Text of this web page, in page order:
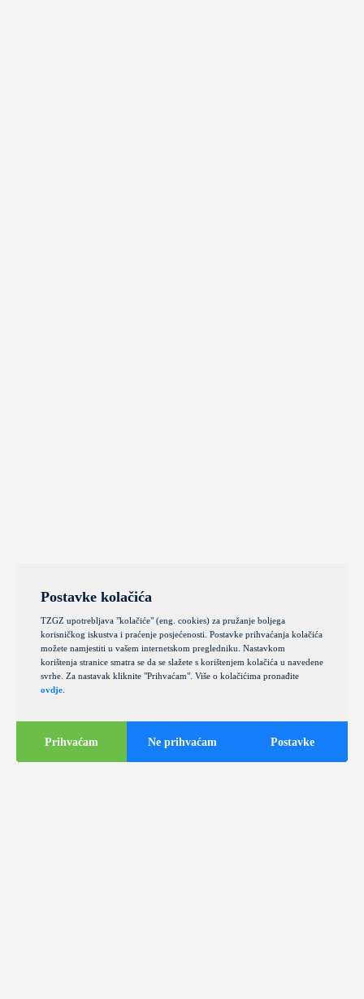
Postavke kolačića
TZGZ upotrebljava "kolačiće" (eng. cookies) za pružanje boljega
korisničkog iskustva i praćenje posjećenosti. Postavke prihvaćanja kolačića
možete namjestiti u vašem internetskom pregledniku. Nastavkom
korištenja stranice smatra se da se slažete s korištenjem kolačića u navedene
svrhe. Za nastavak kliknite "Prihvaćam". Više o kolačićima pronađite
ovdje
Prihvaćam Ne prihvaćam Postavke